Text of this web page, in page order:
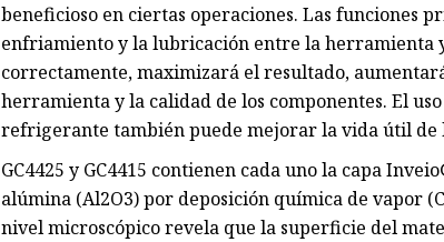
beneficioso en ciertas operaciones. Las funciones
enfriamiento y la lubricación entre la herramienta
correctamente, maximizará el resultado,
herramienta y la calidad de los componentes. El
refrigerante también puede mejorar la vida útil de
GC4425 y GC4415 contienen cada uno la capa
alúmina (Al2O3) por deposición química de vapor
nivel microscópico revela que la superficie del